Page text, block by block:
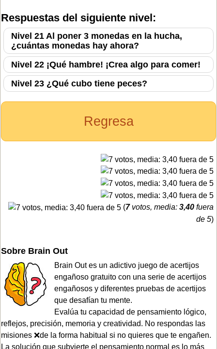
Respuestas del siguiente nivel:
Nivel 21 Al poner 3 monedas en la hucha,
¿cuántas monedas hay ahora?
Nivel 22 ¡Qué hambre! ¡Crea algo para comer!
Nivel 23 ¿Qué cubo tiene peces?
Regresa
(7votos, media: 3,40 fuera
de 5)
Sobre Brain Out
Brain Out es un adictivo juego de acertijos
engañoso gratuito con una serie de acertijos
engañosos y diferentes pruebas de acertijos
que desafían tu mente.
Evalúa tu capacidad de pensamiento lógico,
reflejos, precisión, memoria y creatividad. No respondas las
misiones ❌de la forma habitual si no quieres que te engañen.
La solución que subvierte el pensamiento normal es lo más